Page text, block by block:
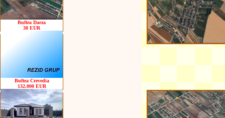
Buftea Darza
38 EUR
Buftea Crevedia
132.000 EUR